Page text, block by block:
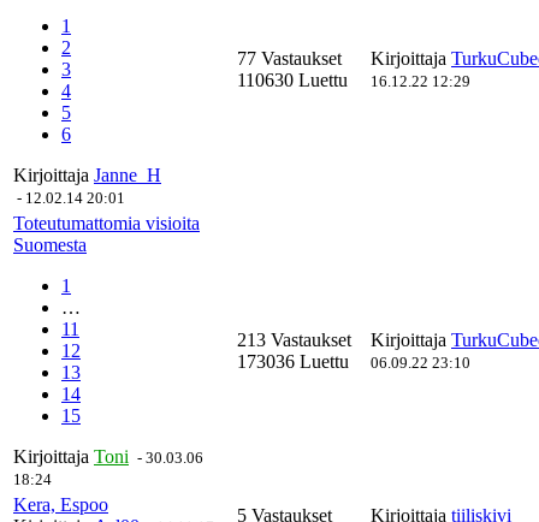
1
2
3
4
5
6
Kirjoittaja Janne_H
- 12.02.14 20:01
77 Vastaukset
110630 Luettu
Kirjoittaja
16.12.22 12:29
Toteutumattomia visioita
Suomesta
1
…
11
12
13
14
15
Kirjoittaja Toni - 30.03.06
18:24
213 Vastaukset
173036 Luettu
Kirjoittaja
06.09.22 23:10
Kera, Espoo
5 Vastaukset
Kirjoittaja tiiliskivi